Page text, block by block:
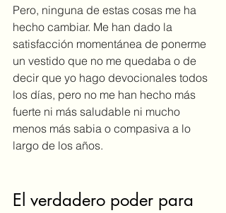
Pero, ninguna de estas cosas me ha
hecho cambiar. Me han dado la
satisfacción momentánea de ponerme
un vestido que no me quedaba o de
decir que yo hago devocionales todos
los días, pero no me han hecho más
fuerte ni más saludable ni mucho
menos más sabia o compasiva a lo
largo de los años.
El verdadero poder para